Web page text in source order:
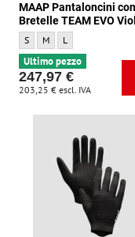
MAAP Pantaloncini con
Bretelle TEAM EVO
MAAP Pantaloncini con
S MAAP Pantaloncini
M MAAP
L
Ultimo pezzo
247,97 €
203,25 € escl. IVA